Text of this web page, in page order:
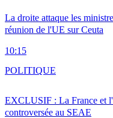
La droite attaque les
réunion de l'UE sur Ceuta
10:15
EXCLUSIF : La France et
controversée au SEAE
POLITIQUE